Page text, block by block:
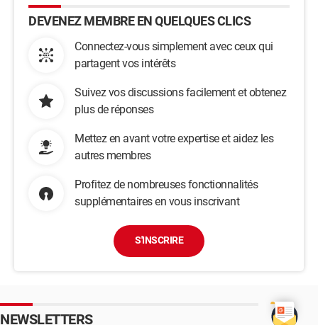
DEVENEZ MEMBRE EN QUELQUES CLICS
Connectez-vous simplement avec ceux qui
partagent vos intérêts
Suivez vos discussions facilement et obtenez
plus de réponses
Mettez en avant votre expertise et aidez les
autres membres
Profitez de nombreuses fonctionnalités
supplémentaires en vous inscrivant
S'INSCRIRE
NEWSLETTERS